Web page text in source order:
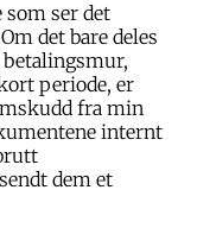
ser det
det bare deles
betalingsmur,
periode, er
fra min
internt
dem et